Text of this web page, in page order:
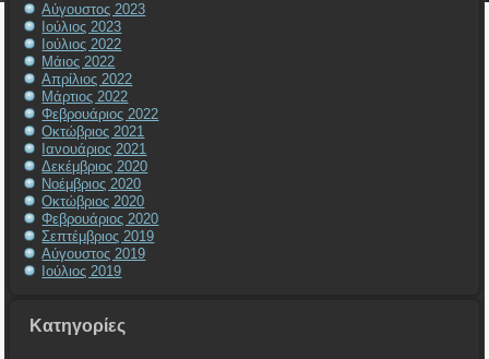
Αύγουστος 2023
Ιούλιος 2023
Ιούλιος 2022
Μάιος 2022
Απρίλιος 2022
Μάρτιος 2022
Φεβρουάριος 2022
Οκτώβριος 2021
Ιανουάριος 2021
Δεκέμβριος 2020
Νοέμβριος 2020
Οκτώβριος 2020
Φεβρουάριος 2020
Σεπτέμβριος 2019
Αύγουστος 2019
Ιούλιος 2019
Kατηγορίες